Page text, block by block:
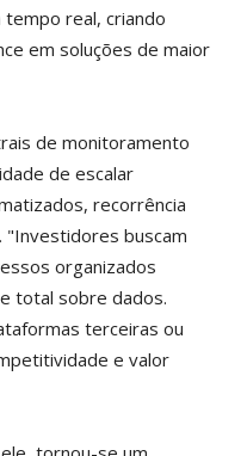
real, criando
em soluções de maior
de monitoramento
de escalar
recorrência
"Investidores buscam
organizados
total sobre dados.
terceiras ou
e valor